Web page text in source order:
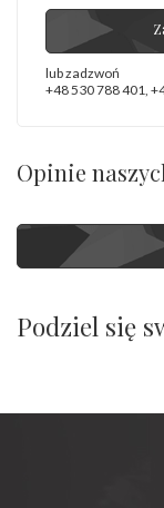
lub zadzwoń
+48 530 788 401,
Opinie
Podziel się